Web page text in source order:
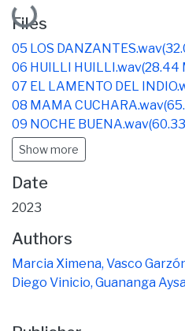
Files
05 LOS DANZANTES.wav
06 HUILLI HUILLI.wav(28.44
07 EL LAMENTO DEL
08 MAMA CUCHARA.wav
09 NOCHE BUENA.wav
Show more
Date
2023
Authors
Marcia Ximena, Vasco
Diego Vinicio, Guananga